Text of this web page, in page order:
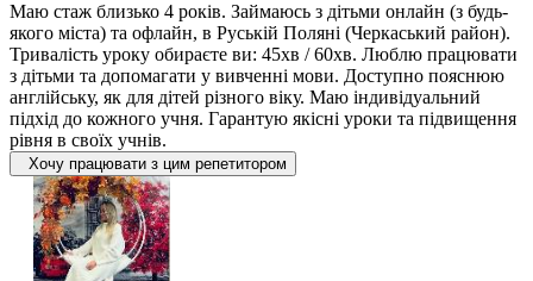
Маю стаж близько 4 років. Займаюсь з дітьми онлайн (з будь-
якого міста) та офлайн, в Руській Поляні (Черкаський район).
Тривалість уроку обираєте ви: 45хв / 60хв. Люблю працювати
з дітьми та допомагати у вивченні мови. Доступно пояснюю
англійську, як для дітей різного віку. Маю індивідуальний
підхід до кожного учня. Гарантую якісні уроки та підвищення
рівня в своїх учнів.
Хочу працювати з цим репетитором